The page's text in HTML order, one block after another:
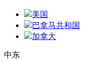
美国
巴拿马共和国
加拿大
中东